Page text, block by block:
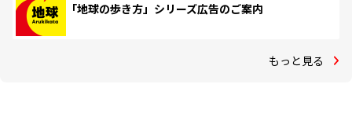
「地球の歩き方」シリーズ広告のご案内
もっと見る